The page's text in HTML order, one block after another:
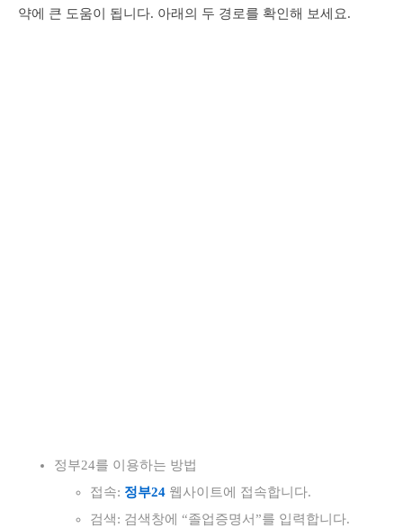
약에 큰 도움이 됩니다. 아래의 두 경로를 확인해 보세요.
정부24를 이용하는 방법
접속: 정부24 웹사이트에 접속합니다.
검색: 검색창에 “졸업증명서”를 입력합니다.